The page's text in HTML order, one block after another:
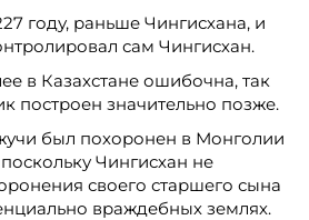
году, раньше Чингисхана, и
сам Чингисхан.
в Казахстане ошибочна, так
построен значительно позже.
был похоронен в Монголии
Чингисхан не
своего старшего сына
враждебных землях.